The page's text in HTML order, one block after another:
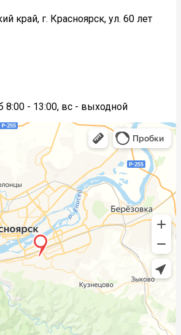
край, г. Красноярск, ул. 60 лет
8:00 - 13:00, вс - выходной